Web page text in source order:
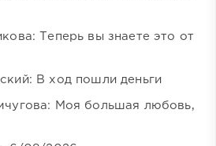
Теперь вы знаете это от
В ход пошли деньги
Моя большая любовь,